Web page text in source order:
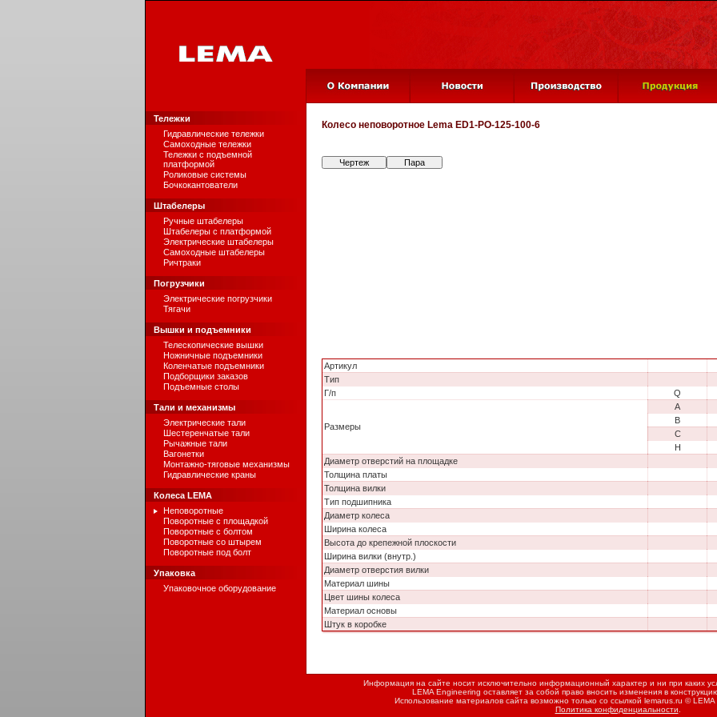
Тележки
Гидравлические тележки
Самоходные тележки
Тележки с подъемной
платформой
Роликовые системы
Бочкокантователи
Штабелеры
Ручные штабелеры
Штабелеры с платформой
Электрические штабелеры
Самоходные штабелеры
Ричтраки
Погрузчики
Электрические погрузчики
Тягачи
Вышки и подъемники
Телескопические вышки
Ножничные подъемники
Коленчатые подъемники
Подборщики заказов
Подъемные столы
Тали и механизмы
Электрические тали
Шестеренчатые тали
Рычажные тали
Вагонетки
Монтажно-тяговые механизмы
Гидравлические краны
Колеса LEMA
Неповоротные
Поворотные с площадкой
Поворотные с болтом
Поворотные со штырем
Поворотные под болт
Упаковка
Упаковочное оборудование
Колесо неповоротное Lema ED1-PO-125-100-6
Чертеж Пара
Артикул
Тип
Г/п
Q
Размеры
A
B
C
H
Диаметр отверстий на площадке
Толщина платы
Толщина вилки
Тип подшипника
Диаметр колеса
Ширина колеса
Высота до крепежной плоскости
Ширина вилки (внутр.)
Диаметр отверстия вилки
Материал шины
Цвет шины колеса
Материал основы
Штук в коробке
Информация на сайте носит исключительно информационный характер и ни при каких
LEMA Engineering оставляет за собой право вносить изменения в
Использование материалов сайта возможно только со ссылкой lemarus.ru ©
Политика конфиденциальности